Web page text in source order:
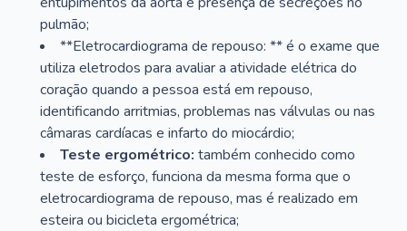
pulmão;
**Eletrocardiograma de repouso: ** é o exame que
utiliza eletrodos para avaliar a atividade elétrica do
coração quando a pessoa está em repouso,
identificando arritmias, problemas nas válvulas ou nas
câmaras cardíacas e infarto do miocárdio;
Teste ergométrico: também conhecido como
teste de esforço, funciona da mesma forma que o
eletrocardiograma de repouso, mas é realizado em
esteira ou bicicleta ergométrica;